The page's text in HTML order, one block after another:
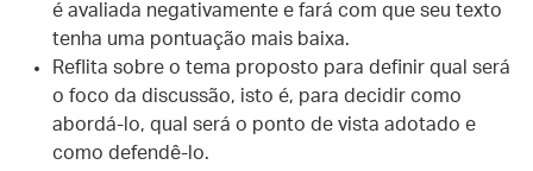
é avaliada negativamente e fará com que seu texto
tenha uma pontuação mais baixa.
Reflita sobre o tema proposto para definir qual será
o foco da discussão, isto é, para decidir como
abordá-lo, qual será o ponto de vista adotado e
como defendê-lo.